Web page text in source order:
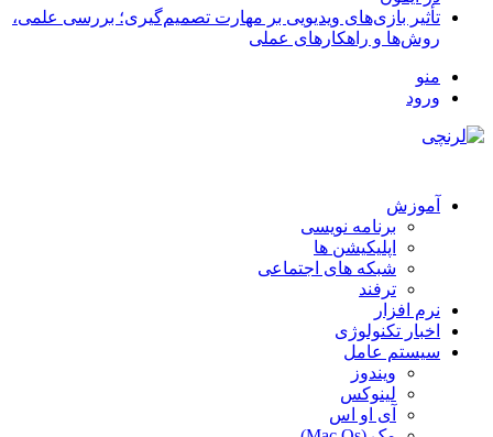
تأثیر بازی‌های ویدیویی بر مهارت تصمیم‌گیری؛ بررسی علمی،
روش‌ها و راهکارهای عملی
منو
ورود
آموزش
برنامه نویسی
اپلیکیشن ها
شبکه های اجتماعی
ترفند
نرم افزار
اخبار تکنولوژی
سیستم عامل
ویندوز
لینوکس
آی او اس